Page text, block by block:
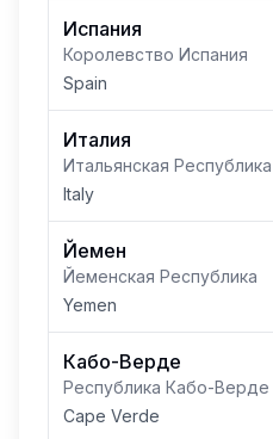
Испания
Королевство Испания
Spain
Италия
Итальянская Республика
Italy
Йемен
Йеменская Республика
Yemen
Кабо-Верде
Республика Кабо-Верде
Cape Verde